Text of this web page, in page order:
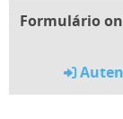
Formulário